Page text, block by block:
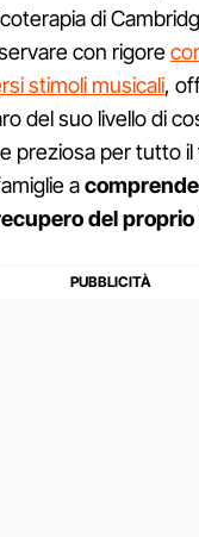
di
con rigore
stimoli musicali,
del suo livello di
preziosa per tutto
a
del proprio